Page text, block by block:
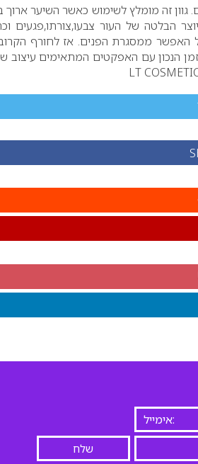
גוון זה מומלץ לשימוש כאשר השיער ארוך
הבלטה של העור צבעו,צורתו,פגעים
האפשר ממסגרת הפנים. אז לחורף
הנכון עם האפקטים המתאימים עיצוב